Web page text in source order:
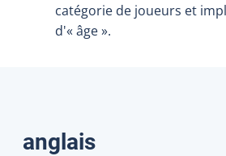
catégorie de joueurs et
d'« âge ».
Traductions
anglais